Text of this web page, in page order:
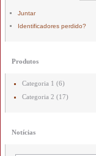
Juntar
Identificadores perdido?
Produtos
Categoria 1 (6)
Categoria 2 (17)
Notícias